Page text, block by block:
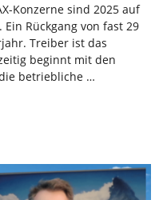
Konzerne sind 2025 auf
Rückgang von fast 29
Treiber ist das
beginnt mit den
betriebliche …